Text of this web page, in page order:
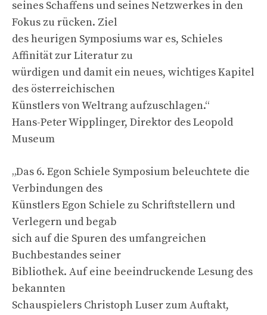
seines Schaffens und seines Netzwerkes in den
Fokus zu rücken. Ziel
des heurigen Symposiums war es, Schieles
Affinität zur Literatur zu
würdigen und damit ein neues, wichtiges Kapitel
des österreichischen
Künstlers von Weltrang aufzuschlagen.“
Hans-Peter Wipplinger, Direktor des Leopold
Museum
„Das 6. Egon Schiele Symposium beleuchtete die
Verbindungen des
Künstlers Egon Schiele zu Schriftstellern und
Verlegern und begab
sich auf die Spuren des umfangreichen
Buchbestandes seiner
Bibliothek. Auf eine beeindruckende Lesung des
bekannten
Schauspielers Christoph Luser zum Auftakt,